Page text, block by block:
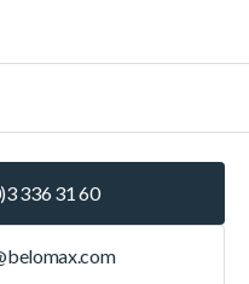
336 31 60